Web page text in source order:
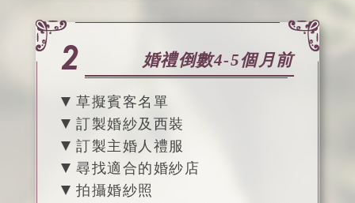
婚禮倒數4-5個月前
草擬賓客名單
訂製婚紗及西裝
訂製主婚人禮服
尋找適合的婚紗店
拍攝婚紗照